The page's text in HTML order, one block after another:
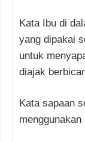
Kata Ibu di
yang dipakai
untuk
diajak
Kata sapaan